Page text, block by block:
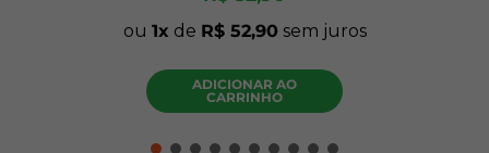
ou 1 de R$ 52,90 sem juros
ADICIONAR AO
CARRINHO